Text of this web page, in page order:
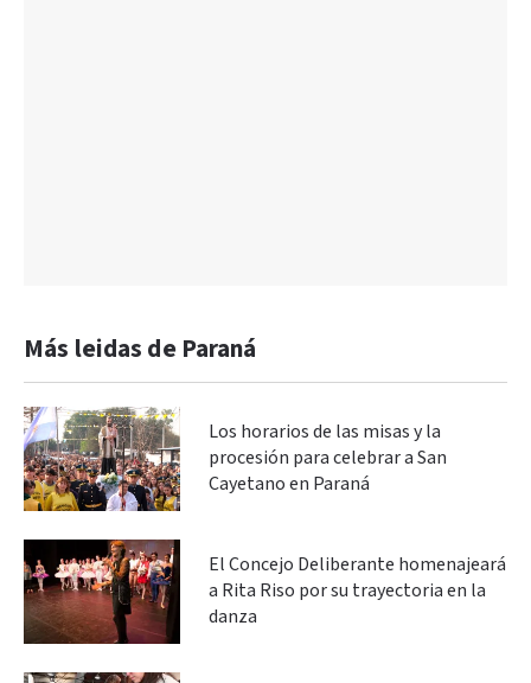
Más leidas de Paraná
Los horarios de las misas y la
procesión para celebrar a San
Cayetano en Paraná
El Concejo Deliberante homenajeará
a Rita Riso por su trayectoria en la
danza